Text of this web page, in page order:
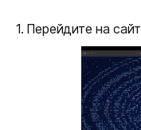
1. Перейдите на сайт